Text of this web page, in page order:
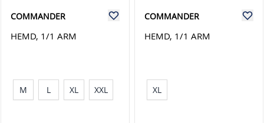
COMMANDER
HEMD, 1/1 ARM
M L XL XXL
COMMANDER
HEMD, 1/1 ARM
XL